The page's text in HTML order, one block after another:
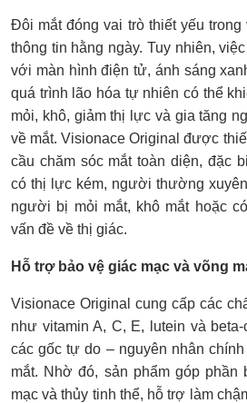
Đôi mắt đóng vai trò thiết yếu
thông tin hằng ngày. Tuy nhiên,
với màn hình điện tử, ánh sáng
quá trình lão hóa tự nhiên có thể
mỏi, khô, giảm thị lực và gia tăng
về mắt. Visionace Original được
cầu chăm sóc mắt toàn diện, đặc
có thị lực kém, người thường
người bị mỏi mắt, khô mắt hoặc
vấn đề về thị giác.
Hỗ trợ bảo vệ giác mạc và võng
Visionace Original cung cấp các
như vitamin A, C, E, lutein và
các gốc tự do – nguyên nhân
mắt. Nhờ đó, sản phẩm góp phần
mạc và thủy tinh thể, hỗ trợ làm